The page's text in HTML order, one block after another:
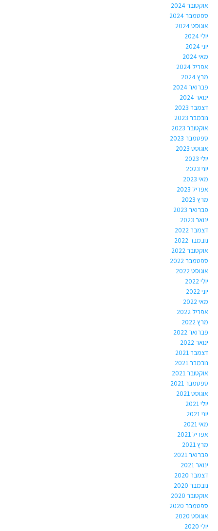
אוקטובר 2024
ספטמבר 2024
אוגוסט 2024
יולי 2024
יוני 2024
מאי 2024
אפריל 2024
מרץ 2024
פברואר 2024
ינואר 2024
דצמבר 2023
נובמבר 2023
אוקטובר 2023
ספטמבר 2023
אוגוסט 2023
יולי 2023
יוני 2023
מאי 2023
אפריל 2023
מרץ 2023
פברואר 2023
ינואר 2023
דצמבר 2022
נובמבר 2022
אוקטובר 2022
ספטמבר 2022
אוגוסט 2022
יולי 2022
יוני 2022
מאי 2022
אפריל 2022
מרץ 2022
פברואר 2022
ינואר 2022
דצמבר 2021
נובמבר 2021
אוקטובר 2021
ספטמבר 2021
אוגוסט 2021
יולי 2021
יוני 2021
מאי 2021
אפריל 2021
מרץ 2021
פברואר 2021
ינואר 2021
דצמבר 2020
נובמבר 2020
אוקטובר 2020
ספטמבר 2020
אוגוסט 2020
יולי 2020